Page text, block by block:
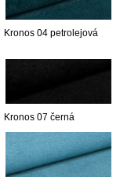
Kronos 04 petrolejová
Kronos 07 černá